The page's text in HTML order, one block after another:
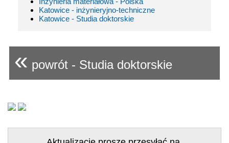
Katowice - inżynieryjno-techniczne
Katowice - Studia doktorskie
« powrót - Studia doktorskie